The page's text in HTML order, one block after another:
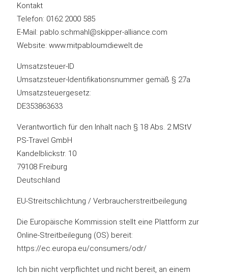
Kontakt
Telefon: 0162 2000 585
E-Mail: pablo.schmahl@skipper-alliance.com
Website: www.mitpabloumdiewelt.de
Umsatzsteuer-ID
Umsatzsteuer-Identifikationsnummer gemäß § 27a
Umsatzsteuergesetz:
DE353863633
Verantwortlich für den Inhalt nach § 18 Abs. 2 MStV
PS-Travel GmbH
Kandelblickstr. 10
79108 Freiburg
Deutschland
EU-Streitschlichtung / Verbraucherstreitbeilegung
Die Europäische Kommission stellt eine Plattform zur
Online-Streitbeilegung (OS) bereit:
https://ec.europa.eu/consumers/odr/
Ich bin nicht verpflichtet und nicht bereit, an einem